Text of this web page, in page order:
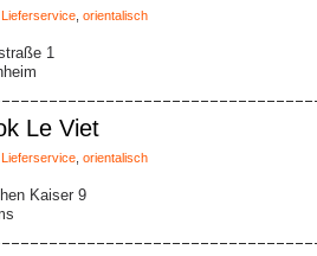
Lieferservice orientalisch
1
Le Viet
Lieferservice orientalisch
Kaiser 9